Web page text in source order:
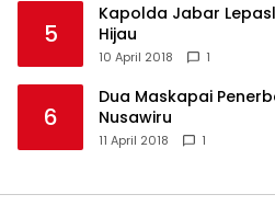
5
Kapolda Jabar
Hijau
10 April 2018 1
6
Dua Maskapai
Nusawiru
11 April 2018 1